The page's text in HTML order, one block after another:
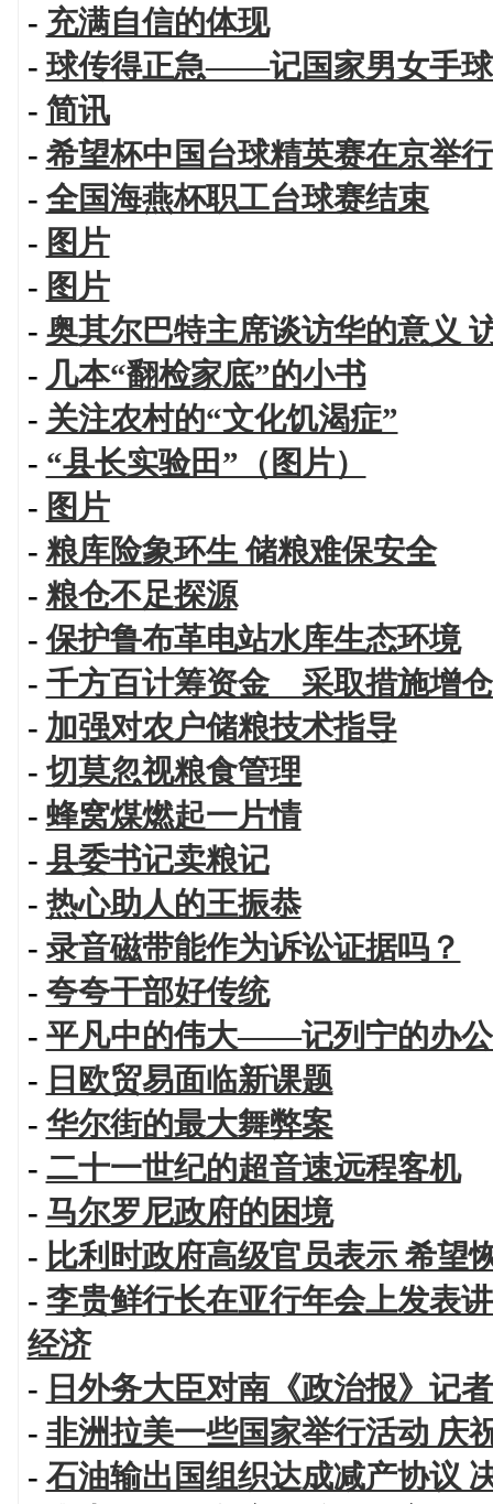
- 充满自信的体现
-球传得正急——记国家男女手
- 简讯
- 希望杯中国台球精英赛在京举行
- 全国海燕杯职工台球赛结束
- 图片
- 图片
- 奥其尔巴特主席谈访华的意义
- 几本“翻检家底”的小书
- 关注农村的“文化饥渴症”
- “县长实验田”（图片）
- 图片
- 粮库险象环生 储粮难保安全
- 粮仓不足探源
-保护鲁布革电站水库生态环境
- 千方百计筹资金 采取措施增
- 加强对农户储粮技术指导
- 切莫忽视粮食管理
- 蜂窝煤燃起一片情
- 县委书记卖粮记
- 热心助人的王振恭
- 录音磁带能作为诉讼证据吗？
- 夸夸干部好传统
- 平凡中的伟大——记列宁的办
- 日欧贸易面临新课题
- 华尔街的最大舞弊案
- 二十一世纪的超音速远程客机
- 马尔罗尼政府的困境
- 比利时政府高级官员表示 希望
- 李贵鲜行长在亚行年会上发表
经济
- 日外务大臣对南《政治报》记
- 非洲拉美一些国家举行活动 庆
- 石油输出国组织达成减产协议